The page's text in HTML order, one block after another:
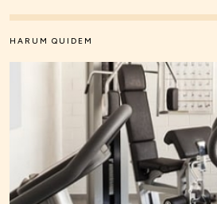
HARUM QUIDEM